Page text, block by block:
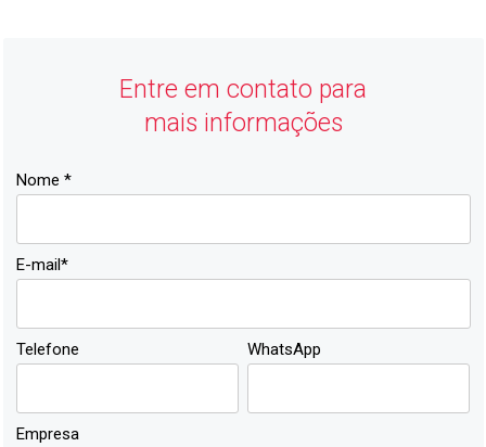
Entre em contato para
mais informações
Nome *
E-mail*
Telefone WhatsApp
Empresa